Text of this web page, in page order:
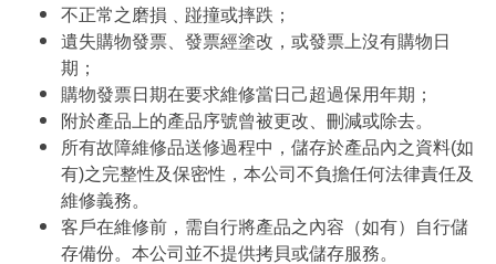
不正常之磨損﹑踫撞或摔跌；
遺失購物發票、發票經塗改，或發票上沒有購物日
期；
購物發票日期在要求維修當日己超過保用年期；
附於產品上的產品序號曾被更改、刪減或除去。
所有故障維修品送修過程中，儲存於產品內之資料(如
有)之完整性及保密性，本公司不負擔任何法律責任及
維修義務。
客戶在維修前，需自行將產品之內容（如有）自行儲
存備份。本公司並不提供拷貝或儲存服務。